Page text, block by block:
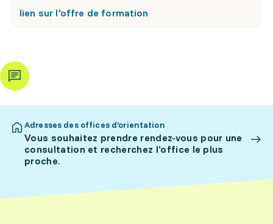
lien sur l'offre de formation
Adresses des offices d’orientation
Vous souhaitez prendre rendez-vous pour une
consultation et recherchez l’office le plus
proche.